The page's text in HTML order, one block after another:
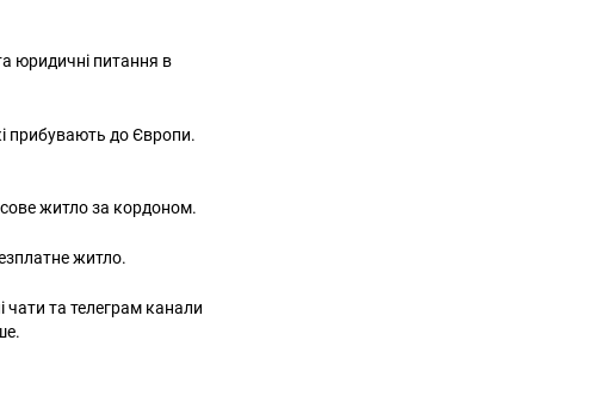
юридичні питання в
прибувають до Європи.
житло за кордоном.
житло.
чати та телеграм канали